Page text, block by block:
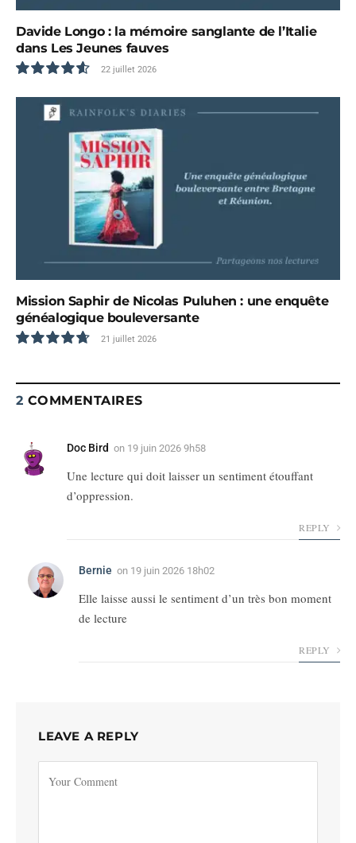
Davide Longo : la mémoire sanglante de l’Italie
dans Les Jeunes fauves
9.3
22 juillet 2026
Mission Saphir de Nicolas Puluhen : une enquête
généalogique bouleversante
21 juillet 2026
2 COMMENTAIRES
Doc Bird on 19 juin 2026 9h58
Une lecture qui doit laisser un sentiment étouffant
d’oppression.
REPLY
Bernie on 19 juin 2026 18h02
Elle laisse aussi le sentiment d’un très bon moment
de lecture
REPLY
LEAVE A REPLY